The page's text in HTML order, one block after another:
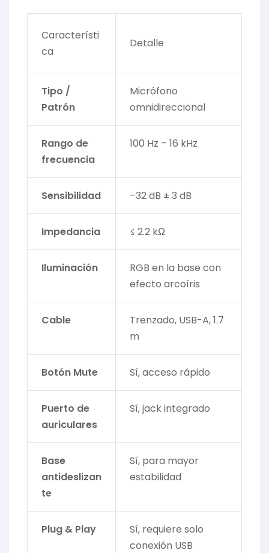
Característi
ca
Detalle
Tipo /
Patrón
Micrófono
omnidireccional
Rango de
frecuencia
100 Hz – 16 kHz
Sensibilidad –32 dB ± 3 dB
Impedancia ≤ 2.2 kΩ
Iluminación
RGB en la base con
efecto arcoíris
Cable
Trenzado, USB-A, 1.7
m
Botón Mute Sí, acceso rápido
Puerto de
auriculares
Sí, jack integrado
Base
antideslizan
te
Sí, para mayor
estabilidad
Plug & Play
Sí, requiere solo
conexión USB